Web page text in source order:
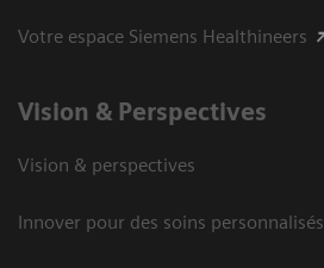
Votre espace Siemens Healthineers
Vision ​& Perspectives
Vision & perspectives
Innover pour des soins personnalisés